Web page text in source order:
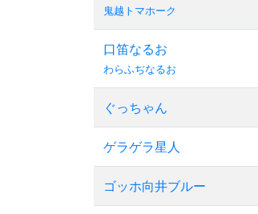
鬼越トマホーク
口笛なるお
わらふぢなるお
ぐっちゃん
ゲラゲラ星人
ゴッホ向井ブルー